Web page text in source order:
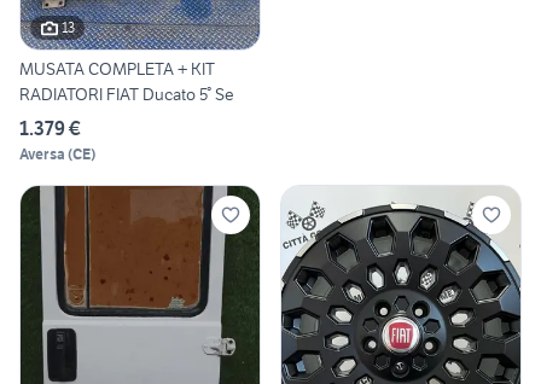
13
MUSATA COMPLETA + KIT
RADIATORI FIAT Ducato 5° Se
1.379 €
Aversa (CE)